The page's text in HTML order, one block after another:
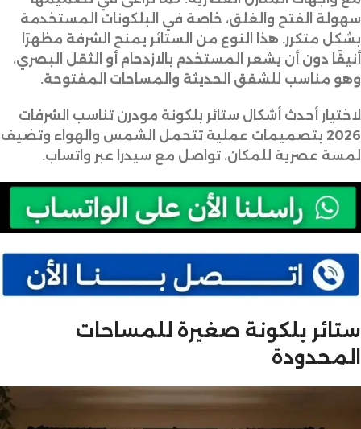
سهولة الفتح والغلق، خاصة في البلكونات المستخدمة
بشكل متكرر. هذا النوع من الستائر يمنح الشرفة مظهرًا
أنيقًا دون أن يشعر المستخدم بالازدحام أو الثقل البصري،
وهو مناسب للشقق الحديثة والمساحات المفتوحة.
لاختيار أحدث أشكال ستائر بلكونة مودرن تناسب الشرفات
2026 بتصميمات عملية تتحمل الشمس والهواء وتضيف
لمسة عصرية للمكان، تواصل مع سيدرا عبر واتساب.
ستائر بلكونة صغيرة للمساحات
المحدودة